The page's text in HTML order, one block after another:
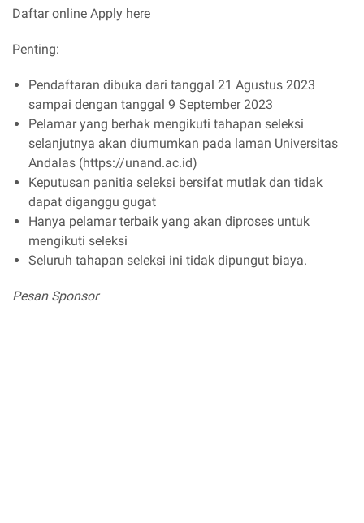
Daftar online Apply here
Penting:
Pendaftaran dibuka dari tanggal 21 Agustus 2023
sampai dengan tanggal 9 September 2023
Pelamar yang berhak mengikuti tahapan seleksi
selanjutnya akan diumumkan pada laman Universitas
Andalas (https://unand.ac.id)
Keputusan panitia seleksi bersifat mutlak dan tidak
dapat diganggu gugat
Hanya pelamar terbaik yang akan diproses untuk
mengikuti seleksi
Seluruh tahapan seleksi ini tidak dipungut biaya.
Pesan Sponsor